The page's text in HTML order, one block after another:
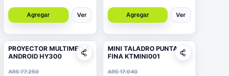
Agregar Ver Agregar Ver
PROYECTOR MULTIMEDIA
ANDROID HY300
ARS 77.250
MINI TALADRO PUNTA
FINA KTMINI001
ARS 17.040